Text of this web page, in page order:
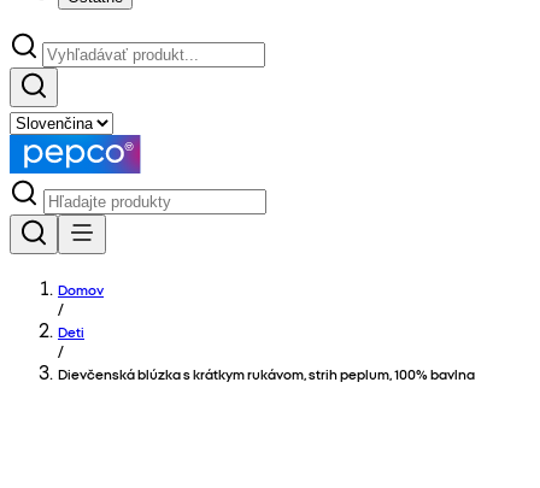
Domov
/
Deti
/
Dievčenská blúzka s krátkym rukávom, strih peplum, 100% bavlna